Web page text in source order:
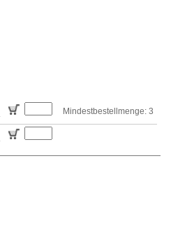
Mindestbestellmenge: 3